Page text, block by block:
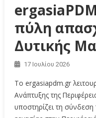
πύλη
Δυτικής
17 Ιουλίου 2026
To ergasiapdm.gr
Ανάπτυξης της
υποστηρίζει τη